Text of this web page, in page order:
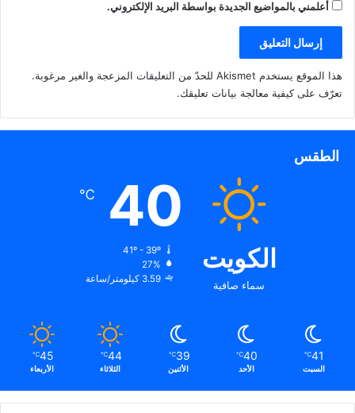
أعلمني بالمواضيع الجديدة بواسطة البريد الإلكتروني.
هذا الموقع يستخدم Akismet للحدّ من التعليقات المزعجة والغير مرغوبة.
تعرّف على كيفية معالجة بيانات تعليقك.
الطقس
الكويت
سماء صافية
40
℃
41º - 39º
27%
3.59 كيلومتر/ساعة
41
℃
السبت
40
℃
الأحد
39
℃
الأثنين
44
℃
الثلاثاء
45
℃
الأربعاء